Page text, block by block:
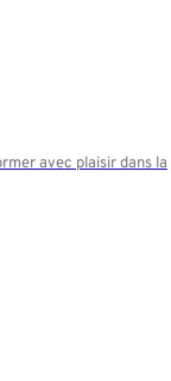
avec plaisir dans la